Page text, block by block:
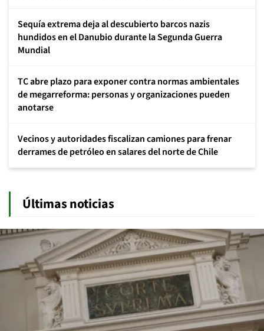
Sequía extrema deja al descubierto barcos nazis
hundidos en el Danubio durante la Segunda Guerra
Mundial
TC abre plazo para exponer contra normas ambientales
de megarreforma: personas y organizaciones pueden
anotarse
Vecinos y autoridades fiscalizan camiones para frenar
derrames de petróleo en salares del norte de Chile
Últimas noticias